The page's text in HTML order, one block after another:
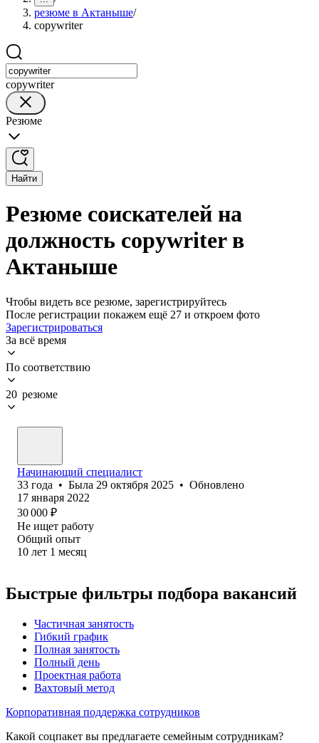
резюме в Актаныше/
copywriter
copywriter
Резюме
Найти
Резюме соискателей на
должность copywriter в
Актаныше
Чтобы видеть все резюме, зарегистрируйтесь
После регистрации покажем ещё 27 и откроем фото
Зарегистрироваться
За всё время
По соответствию
20 резюме
Начинающий специалист
33 года • Была 29 октября 2025 • Обновлено
17 января 2022
30 000 ₽
Не ищет работу
Общий опыт
10 лет 1 месяц
Быстрые фильтры подбора вакансий
Частичная занятость
Гибкий график
Полная занятость
Полный день
Проектная работа
Вахтовый метод
Корпоративная поддержка сотрудников
Какой соцпакет вы предлагаете семейным сотрудникам?